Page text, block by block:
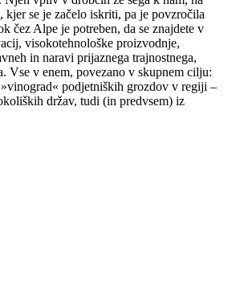
kjer se je začelo iskriti, pa je povzročila
čez Alpe je potreben, da se znajdete v
visokotehnološke proizvodnje,
in naravi prijaznega trajnostnega,
Vse v enem, povezano v skupnem cilju:
podjetniških grozdov v regiji –
držav, tudi (in predvsem) iz